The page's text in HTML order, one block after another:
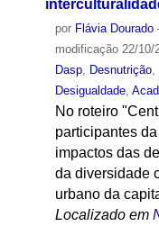
por Flávia Dourado
modificação22/10/
Dasp, Desnutrição,
Desigualdade,
No roteiro
participantes
impactos das
da diversidade
urbano da
Localizado em